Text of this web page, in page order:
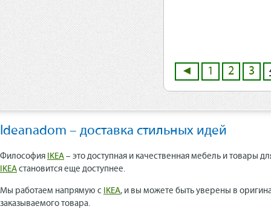
◄ 1 2 3
Ideanadom – доставка стильных идей
Философия IKEA – это доступная и качественная мебель и товары
IKEA становится еще доступнее.
Мы работаем напрямую с IKEA, и вы можете быть уверены в
заказываемого товара.